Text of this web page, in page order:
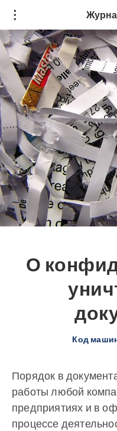
О
Код
Порядок в
работы любой
предприятиях и в
процессе